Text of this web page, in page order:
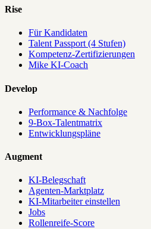
Rise
Für Kandidaten
Talent Passport (4 Stufen)
Kompetenz-Zertifizierungen
Mike KI-Coach
Develop
Performance & Nachfolge
9-Box-Talentmatrix
Entwicklungspläne
Augment
KI-Belegschaft
Agenten-Marktplatz
KI-Mitarbeiter einstellen
Jobs
Rollenreife-Score